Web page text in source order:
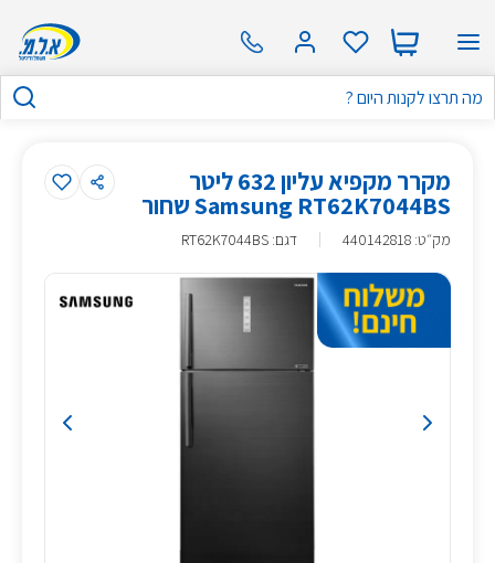
מקרר מקפיא עליון 632 ליטר
Samsung RT62K7044BS שחור
מק״ט:
440142818 דגם: RT62K7044BS